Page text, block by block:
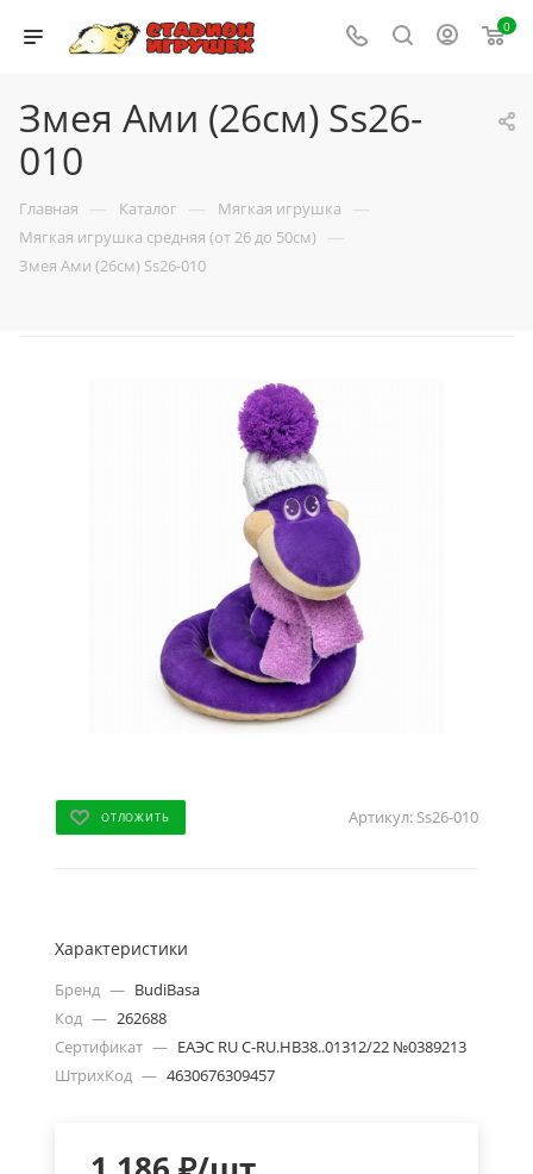
0
Змея Ами (26см) Ss26-
010
Главная — Каталог — Мягкая игрушка —
Мягкая игрушка средняя (от 26 до 50см) —
Змея Ами (26см) Ss26-010
ОТЛОЖИТЬ Артикул: Ss26-010
Характеристики
Бренд — BudiBasa
Код — 262688
Сертификат — ЕАЭС RU C-RU.HB38..01312/22 №0389213
ШтрихКод — 4630676309457